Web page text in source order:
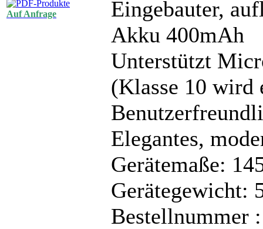
Auf Anfrage
Eingebauter,
Akku 400mAh
Unterstützt
(Klasse 10 wird
Elegantes,
Gerätemaße:
Gerätegewicht:
Bestellnummer :